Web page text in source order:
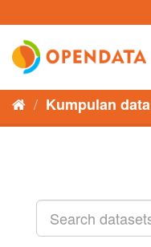
to
content
Kumpulan data